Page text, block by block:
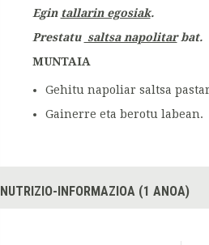
Egin tallarin egosiak.
Prestatu saltsa napolitarbat.
MUNTAIA
Gehitu napoliar saltsa
Gainerre eta berotu labean.
NUTRIZIO-INFORMAZIOA (1 ANOA)